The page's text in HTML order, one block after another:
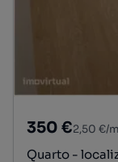
350 €2,50 €/
Quarto -